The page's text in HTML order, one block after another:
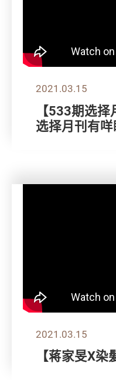
2021.03.15
【533期选
选择月刊有咩
2021.03.15
【蒋家旻X染